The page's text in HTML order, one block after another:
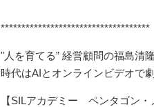
************************************
"人を育てる” 経営顧問の福島清隆
時代はAIとオンラインビデオで
【SILアカデミー ペンタゴン・